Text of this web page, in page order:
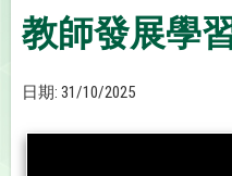
教師發展學
日期: 31/10/2025